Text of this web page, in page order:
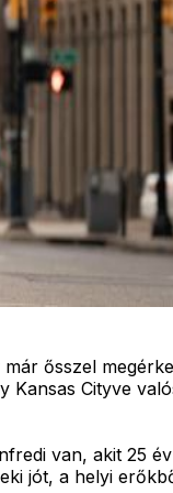
ősszel
Cityve
van, akit 25
jót, a helyi